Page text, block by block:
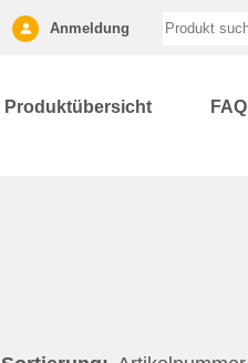
Anmeldung
Produktübersicht FAQ